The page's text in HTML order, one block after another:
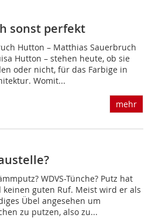
sonst perfekt
Hutton – Matthias Sauerbruch
Hutton – stehen heute, ob sie
oder nicht, für das Farbige in
Womit...
mehr
WDVS-Tünche? Putz hat
keinen guten Ruf. Meist wird er als
Übel angesehen um
zu putzen, also zu...